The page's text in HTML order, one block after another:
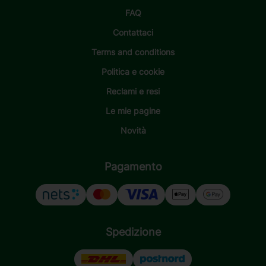
FAQ
Contattaci
Terms and conditions
Politica e cookie
Reclami e resi
Le mie pagine
Novità
Pagamento
Spedizione